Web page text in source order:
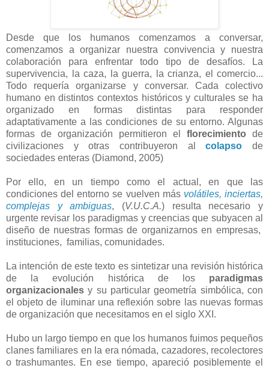
Desde que los humanos comenzamos a conversar,
comenzamos a organizar nuestra convivencia y nuestra
colaboración para enfrentar todo tipo de desafíos. La
supervivencia, la caza, la guerra, la crianza, el comercio...
Todo requería organizarse y conversar. Cada colectivo
humano en distintos contextos históricos y culturales se ha
organizado en formas distintas para responder
adaptativamente a las condiciones de su entorno. Algunas
formas de organización permitieron el florecimiento de
civilizaciones y otras contribuyeron alcolapso
de
sociedades enteras (Diamond, 2005)
Por ello, en un tiempo como el actual, en que las
condiciones del entorno se vuelven más volátiles, inciertas,
complejas y ambiguas, (V.U.C.A.) resulta necesario y
urgente revisar los paradigmas y creencias que subyacen al
diseño de nuestras formas de organizarnos en empresas,
instituciones, familias, comunidades.
La intención de este texto es sintetizar una revisión histórica
de la evolución histórica de los paradigmas
organizacionales y su particular geometría simbólica, con
el objeto de iluminar una reflexión sobre las nuevas formas
de organización que necesitamos en el siglo XXI.
Hubo un largo tiempo en que los humanos fuimos pequeños
clanes familiares en la era nómada, cazadores, recolectores
o trashumantes. En ese tiempo, apareció posiblemente el